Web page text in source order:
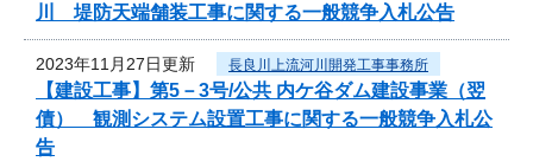
川 堤防天端舗装工事に関する一般競争入札公告
2023年11月27日更新 長良川上流河川開発工事事務所
【建設工事】第5－3号/公共 内ケ谷ダム建設事業（翌
債） 観測システム設置工事に関する一般競争入札公
告